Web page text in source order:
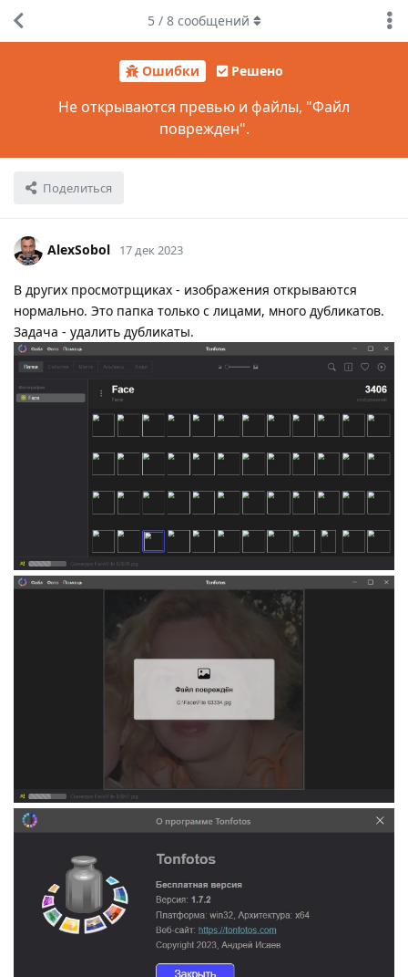
Ошибки Решено
Не открываются превью и файлы, "Файл
поврежден".
Поделиться
5 / 8сообщений
AlexSobol 17 дек 2023
В других просмотрщиках - изображения открываются
нормально. Это папка только с лицами, много дубликатов.
Задача - удалить дубликаты.